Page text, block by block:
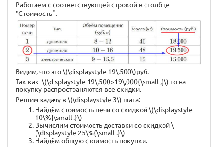
Работаем с соответствующей строкой в столбце
"Стоимость".
Видим, что это \(\displaystyle 19\,500\)руб.
Так как \(\displaystyle 19\,500>19\,000{\small ,}\) то на
покупку распространяются все скидки.
Решим задачу в \(\displaystyle 3\) шага:
Найдём стоимость печи со скидкой \(\displaystyle
10\%{\small .}\)
Вычислим стоимость доставки со скидкой \
(\displaystyle 25\%{\small .}\)
Найдём общую стоимость покупки.